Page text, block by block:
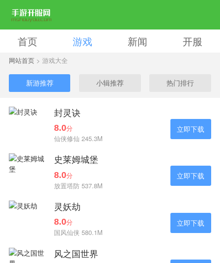
首页 游戏 新闻 开服
网站首页> 游戏大全
新游推荐 小辑推荐 热门排行
封灵诀
8.0分
仙侠修仙 245.3M
立即下载
史莱姆城堡
8.0分
放置塔防 537.8M
立即下载
灵妖劫
8.0分
国风仙侠 580.1M
立即下载
风之国世界